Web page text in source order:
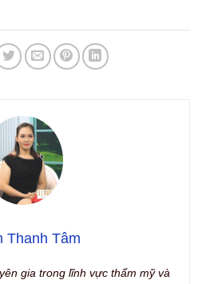
Thanh Tâm
gia trong lĩnh vực thẩm mỹ và